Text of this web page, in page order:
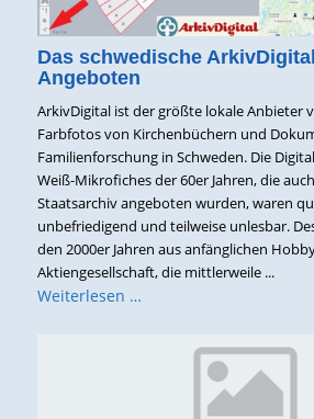
Das schwedische
Angeboten
ArkivDigital ist der größte lokale Anbieter
Farbfotos von Kirchenbüchern und
Familienforschung in Schweden. Die
Weiß-Mikrofiches der 60er Jahren, die
Staatsarchiv angeboten wurden, waren
unbefriedigend und teilweise unlesbar.
den 2000er Jahren aus anfänglichen
Aktiengesellschaft, die mittlerweile ...
Weiterlesen …